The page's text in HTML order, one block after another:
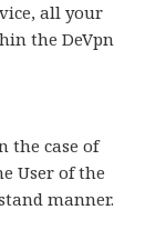
all your
the DeVpn
the case of
User of the
manner.